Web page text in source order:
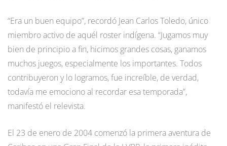
“Era un buen equipo”, recordó Jean Carlos Toledo, único
miembro activo de aquél roster indígena. “Jugamos muy
bien de principio a fin, hicimos grandes cosas, ganamos
muchos juegos, especialmente los importantes. Todos
contribuyeron y lo logramos, fue increíble, de verdad,
todavía me emociono al recordar esa temporada”,
manifestó el relevista.
El 23 de enero de 2004 comenzó la primera aventura de